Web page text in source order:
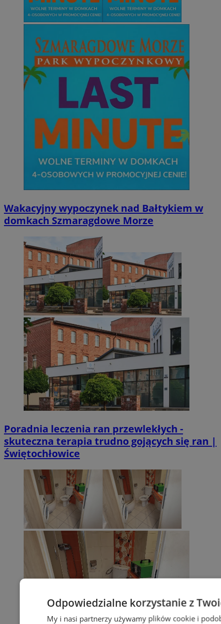
Wakacyjny wypoczynek nad Bałtykiem w
domkach Szmaragdowe Morze
Poradnia leczenia ran przewlekłych -
skuteczna terapia trudno gojących się ran |
Świętochłowice
Odpowiedzialne korzystanie z
My i nasi partnerzy używamy plików cookie i